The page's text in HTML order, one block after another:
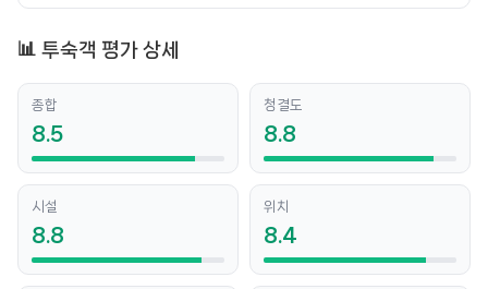
📊 투숙객 평가 상세
종합
8.5
청결도
8.8
시설
8.8
위치
8.4